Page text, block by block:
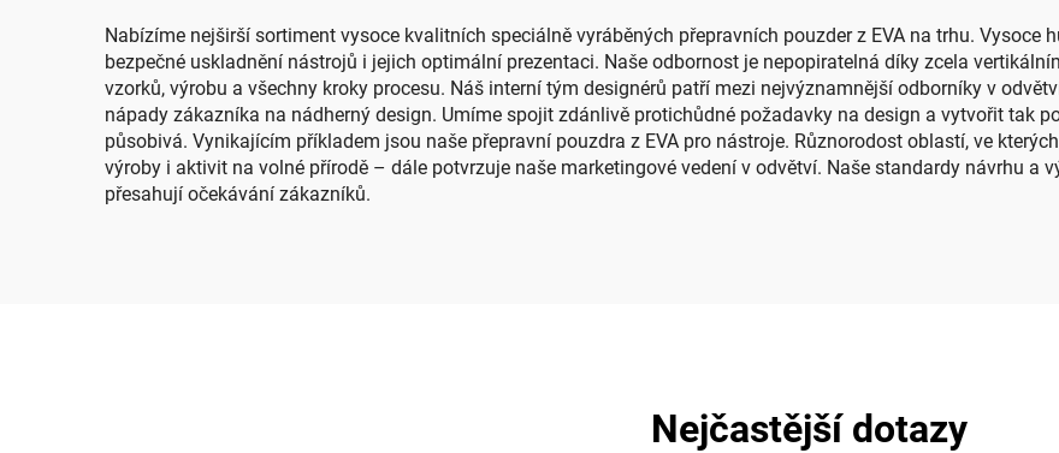
Nabízíme nejširší sortiment vysoce kvalitních speciálně vyráběných přepravních pouzder z EVA na trhu. Vysoce
bezpečné uskladnění nástrojů i jejich optimální prezentaci. Naše odbornost je nepopiratelná díky zcela
vzorků, výrobu a všechny kroky procesu. Náš interní tým designérů patří mezi nejvýznamnější odborníky v
nápady zákazníka na nádherný design. Umíme spojit zdánlivě protichůdné požadavky na design a vytvořit tak
působivá. Vynikajícím příkladem jsou naše přepravní pouzdra z EVA pro nástroje. Různorodost oblastí, ve
výroby i aktivit na volné přírodě – dále potvrzuje naše marketingové vedení v odvětví. Naše standardy návrhu a
přesahují očekávání zákazníků.
Nejčastější dotazy